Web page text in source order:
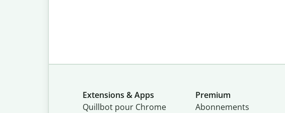
Extensions & Apps
Quillbot pour Chrome
Premium
Abonnements